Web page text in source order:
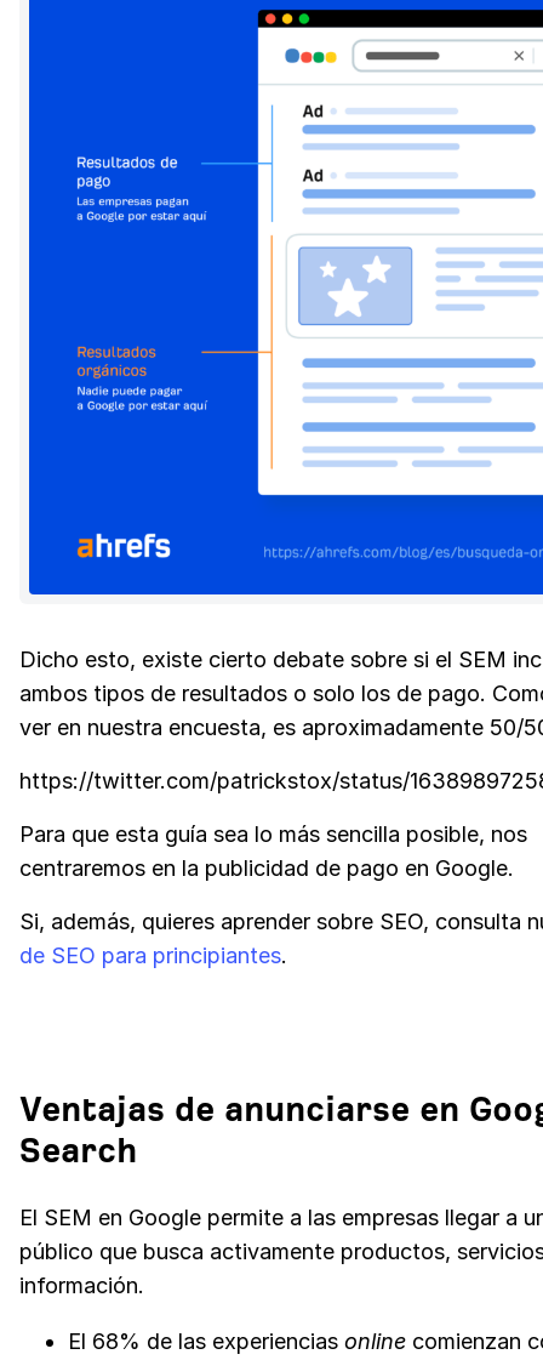
Dicho esto, existe cierto debate sobre si el SEM
ambos tipos de resultados o solo los de pago.
ver en nuestra encuesta, es aproximadamente 50/
https://twitter.com/patrickstox/status/
Para que esta guía sea lo más sencilla posible, nos
centraremos en la publicidad de pago en Google.
Si, además, quieres aprender sobre SEO, consulta
de SEO para principiantes.
Ventajas de anunciarse en
Search
El SEM en Google permite a las empresas llegar a
público que busca activamente productos,
información.
El 68% de las experiencias online comienzan